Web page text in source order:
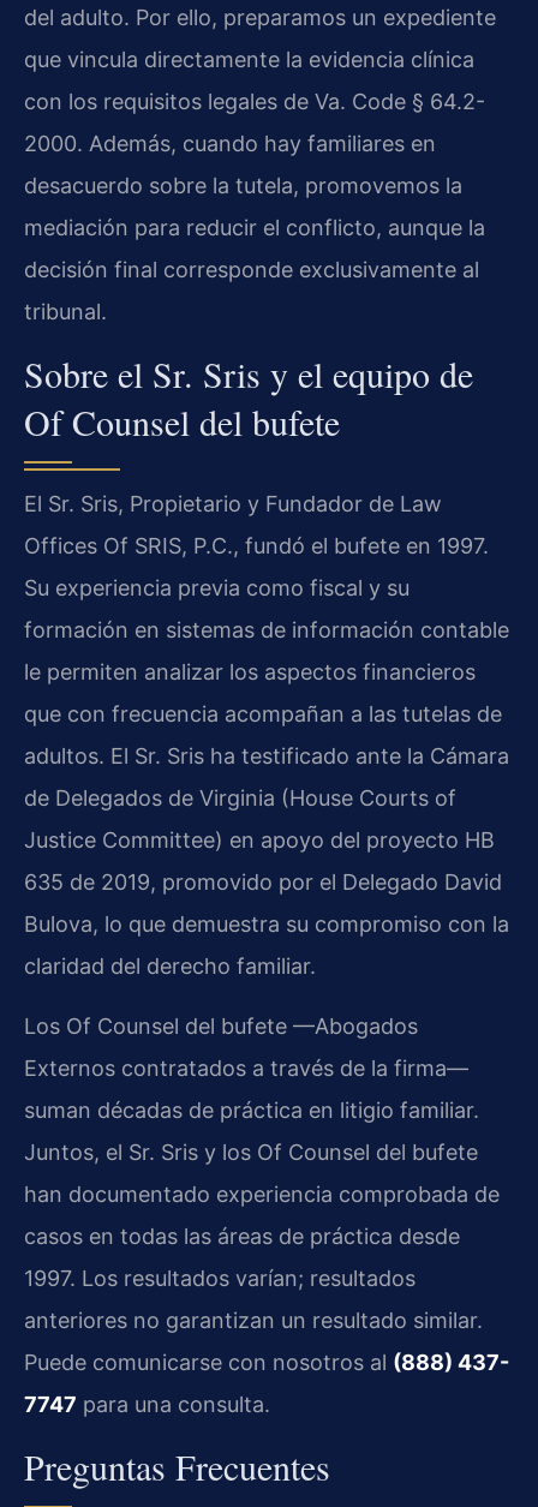
del adulto. Por ello, preparamos un expediente
que vincula directamente la evidencia clínica
con los requisitos legales de Va. Code § 64.2-
2000. Además, cuando hay familiares en
desacuerdo sobre la tutela, promovemos la
mediación para reducir el conflicto, aunque la
decisión final corresponde exclusivamente al
tribunal.
Sobre el Sr. Sris y el equipo de
Of Counsel del bufete
El Sr. Sris, Propietario y Fundador de Law
Offices Of SRIS, P.C., fundó el bufete en 1997.
Su experiencia previa como fiscal y su
formación en sistemas de información contable
le permiten analizar los aspectos financieros
que con frecuencia acompañan a las tutelas de
adultos. El Sr. Sris ha testificado ante la Cámara
de Delegados de Virginia (House Courts of
Justice Committee) en apoyo del proyecto HB
635 de 2019, promovido por el Delegado David
Bulova, lo que demuestra su compromiso con la
claridad del derecho familiar.
Los Of Counsel del bufete —Abogados
Externos contratados a través de la firma—
suman décadas de práctica en litigio familiar.
Juntos, el Sr. Sris y los Of Counsel del bufete
han documentado experiencia comprobada de
casos en todas las áreas de práctica desde
1997. Los resultados varían; resultados
anteriores no garantizan un resultado similar.
Puede comunicarse con nosotros al (888) 437-
7747 para una consulta.
Preguntas Frecuentes